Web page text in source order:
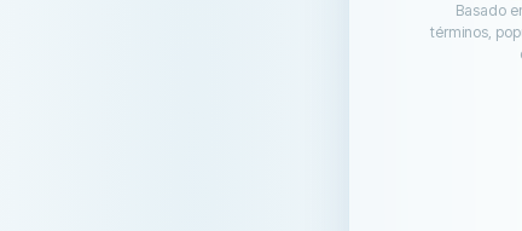
Basado
términos,